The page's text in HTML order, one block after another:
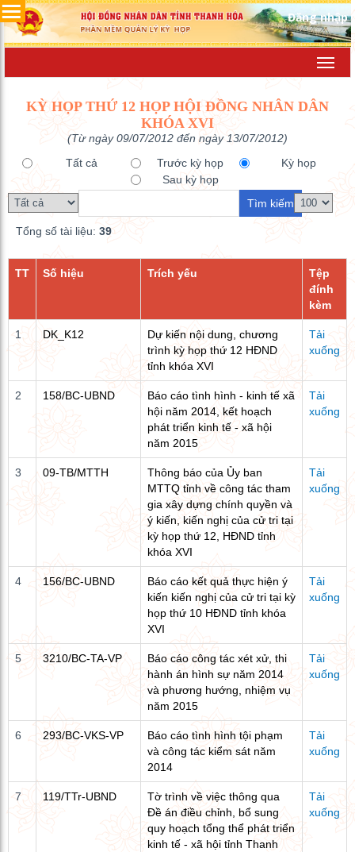
Đăng nhập
KỲ HỌP THỨ 12 HỌP HỘI ĐỒNG NHÂN DÂN
KHÓA XVI
(Từ ngày 09/07/2012 đến ngày 13/07/2012)
Tất cả
Trước kỳ họp
Kỳ họp
Sau kỳ họp
Tổng số tài liệu: 39
TT Số hiệu Trích yếu
Tệp
đính
kèm
1 DK_K12
Dự kiến nội dung, chương
trình kỳ họp thứ 12 HĐND
tỉnh khóa XVI
Tải
xuống
2 158/BC-UBND
Báo cáo tình hình - kinh tế xã
hội năm 2014, kết hoạch
phát triển kinh tế - xã hội
năm 2015
Tải
xuống
3 09-TB/MTTH
Thông báo của Ủy ban
MTTQ tỉnh về công tác tham
gia xây dựng chính quyền và
ý kiến, kiến nghị của cử tri tại
kỳ họp thứ 12, HĐND tỉnh
khóa XVI
Tải
xuống
4 156/BC-UBND
Báo cáo kết quả thực hiện ý
kiến kiến nghị của cử tri tại kỳ
họp thứ 10 HĐND tỉnh khóa
XVI
Tải
xuống
5 3210/BC-TA-VP
Báo cáo công tác xét xử, thi
hành án hình sự năm 2014
và phương hướng, nhiệm vụ
năm 2015
Tải
xuống
6 293/BC-VKS-VP
Báo cáo tình hình tội phạm
và công tác kiểm sát năm
2014
Tải
xuống
7 119/TTr-UBND
Tờ trình về việc thông qua
Đề án điều chỉnh, bổ sung
quy hoạch tổng thể phát triển
kinh tế - xã hội tỉnh Thanh
Tải
xuống